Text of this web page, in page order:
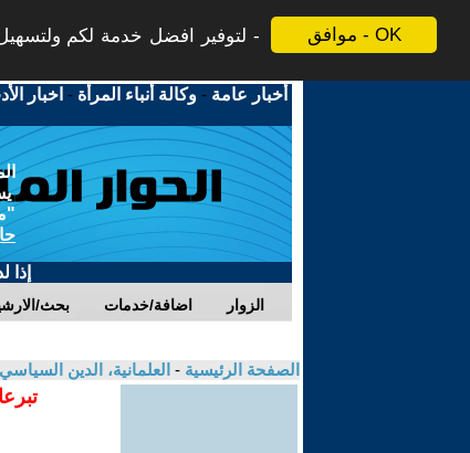
موافق - OK
لتوفير افضل خدمة لكم
أخبار عامة -وكالة أنباء المرأة - اخبار
بحث/ اضافة/خدمات الزوار
الصفحة الرئيسية - العلمانية، الدين